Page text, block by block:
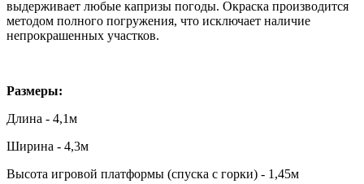
выдерживает любые капризы погоды. Окраска производится
методом полного погружения, что исключает наличие
непрокрашенных участков.
Размеры:
Длина - 4,1м
Ширина - 4,3м
Высота игровой платформы (спуска с горки) - 1,45м